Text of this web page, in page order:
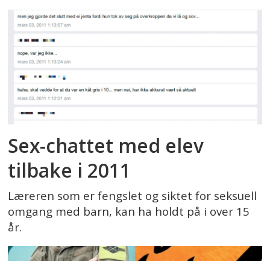
Sex-chattet med elev
tilbake i 2011
Læreren som er fengslet og siktet for seksuell
omgang med barn, kan ha holdt på i over 15
år.